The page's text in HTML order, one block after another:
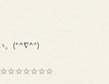
！
。(*^∇^*)